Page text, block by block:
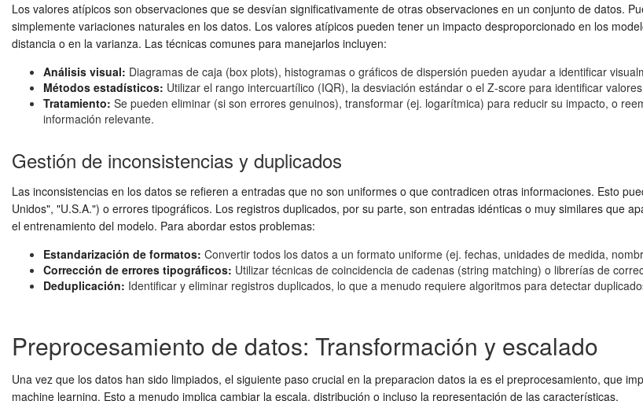
Los valores atípicos son observaciones que se desvían significativamente de otras observaciones en un conjunto de datos.
simplemente variaciones naturales en los datos. Los valores atípicos pueden tener un impacto desproporcionado en los
distancia o en la varianza. Las técnicas comunes para manejarlos incluyen:
Análisis visual: Diagramas de caja (box plots), histogramas o gráficos de dispersión pueden ayudar a identificar
Métodos estadísticos: Utilizar el rango intercuartílico (IQR), la desviación estándar o el Z-score para identificar
Tratamiento: Se pueden eliminar (si son errores genuinos), transformar (ej. logarítmica) para reducir su impacto, o
información relevante.
Gestión de inconsistencias y duplicados
Las inconsistencias en los datos se refieren a entradas que no son uniformes o que contradicen otras informaciones. Esto
Unidos", "U.S.A.") o errores tipográficos. Los registros duplicados, por su parte, son entradas idénticas o muy similares que
el entrenamiento del modelo. Para abordar estos problemas:
Estandarización de formatos: Convertir todos los datos a un formato uniforme (ej. fechas, unidades de medida,
Corrección de errores tipográficos: Utilizar técnicas de coincidencia de cadenas (string matching) o librerías de
Deduplicación: Identificar y eliminar registros duplicados, lo que a menudo requiere algoritmos para detectar
Preprocesamiento de datos: Transformación y escalado
Una vez que los datos han sido limpiados, el siguiente paso crucial en la preparacion datos ia es el preprocesamiento, que
machine learning. Esto a menudo implica cambiar la escala, distribución o incluso la representación de las características.